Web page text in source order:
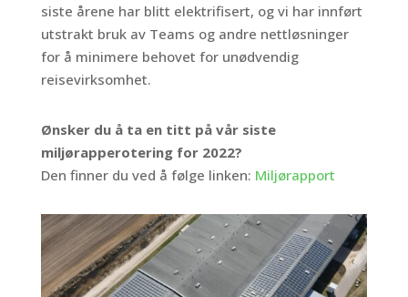
siste årene har blitt elektrifisert, og vi har innført
utstrakt bruk av Teams og andre nettløsninger
for å minimere behovet for unødvendig
reisevirksomhet.
Ønsker du å ta en titt på vår siste
miljørapperotering for 2022?
Den finner du ved å følge linken: Miljørapport